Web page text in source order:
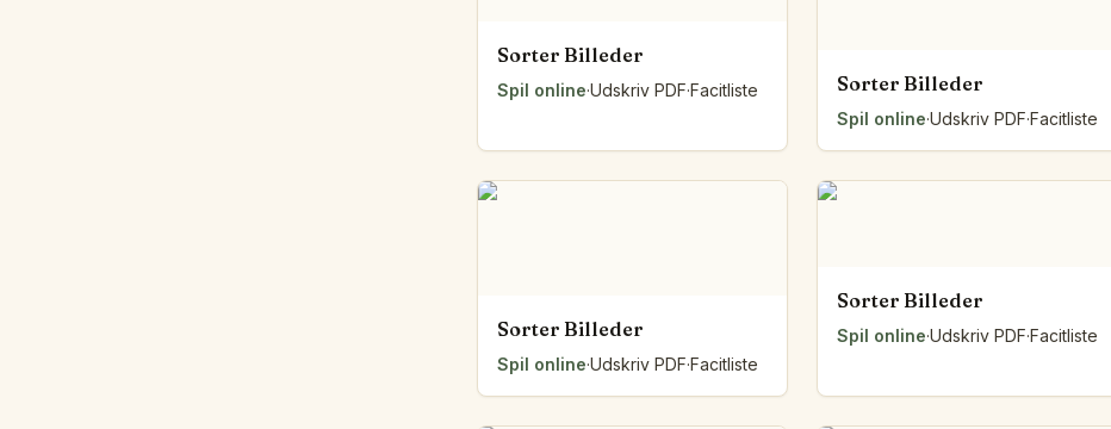
Sorter Billeder
Spil online·Udskriv PDF·Facitliste Sorter Billeder
Spil online·Udskriv PDF·Facitliste
Sorter Billeder
Spil online·Udskriv PDF·Facitliste
Sorter Billeder
Spil online·Udskriv PDF·Facitliste